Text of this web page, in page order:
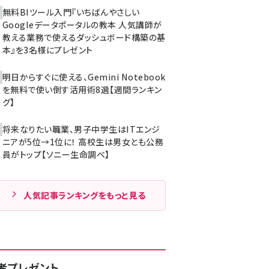
無料BIツール入門『いちばんやさしい
Googleデータポータルの教本 人気講師が
教える業務で使えるダッシュボード構築の基
本』を3名様にプレゼント
明日からすぐに使える、Gemini Notebook
を無料で使い倒す活用術8選【週間ランキン
グ】
将来なりたい職業、男子中学生はITエンジ
ニアが5位→1位に！ 高校生は男女とも公務
員がトップ【ソニー生命調べ】
人気記事ランキングをもっと見る